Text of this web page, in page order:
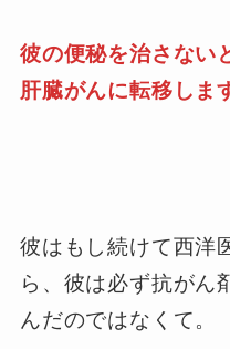
彼の便秘を治さない
肝臓がんに転移しま
彼はもし続けて西洋
ら、彼は必ず抗がん
んだのではなくて。